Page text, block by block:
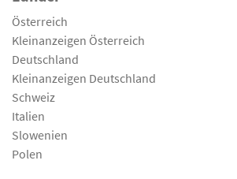
Österreich
Kleinanzeigen Österreich
Deutschland
Kleinanzeigen Deutschland
Schweiz
Italien
Slowenien
Polen